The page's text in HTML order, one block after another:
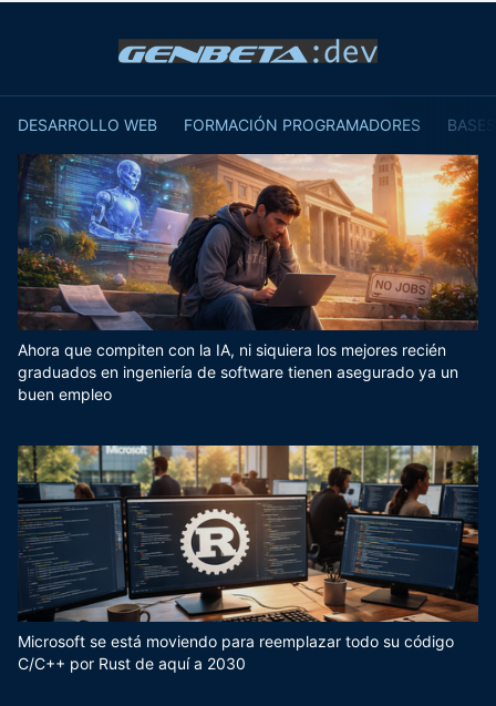
DESARROLLO WEB FORMACIÓN PROGRAMADORES
Ahora que compiten con la IA, ni siquiera los mejores recién
graduados en ingeniería de software tienen asegurado ya un
buen empleo
Microsoft se está moviendo para reemplazar todo su código
C/C++ por Rust de aquí a 2030